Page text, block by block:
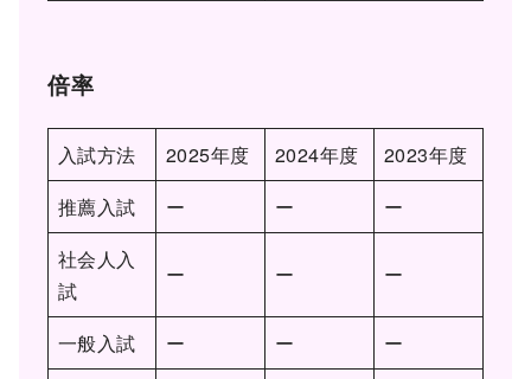
倍率
入試方法 2025年度 2024年度
2023年度
推薦入試
ー ー
ー
社会人入
試
ー ー ー
一般入試 ー ー
ー